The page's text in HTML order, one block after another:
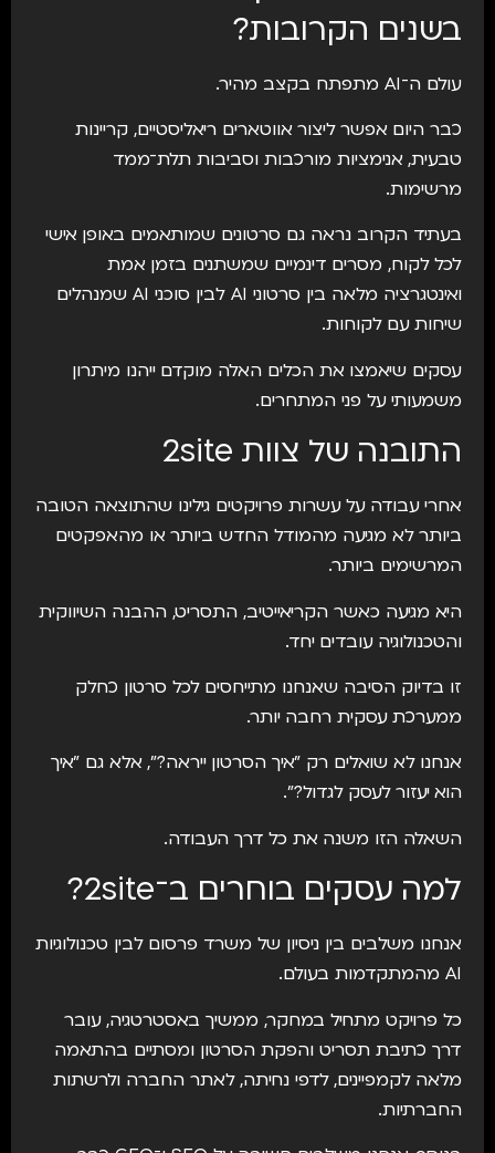
בשנים הקרובות?
עולם ה־AI מתפתח בקצב מהיר.
כבר היום אפשר ליצור אווטארים ריאליסטיים, קריינות
טבעית, אנימציות מורכבות וסביבות תלת־ממד
מרשימות.
בעתיד הקרוב נראה גם סרטונים שמותאמים באופן אישי
לכל לקוח, מסרים דינמיים שמשתנים בזמן אמת
ואינטגרציה מלאה בין סרטוני AI לבין סוכני AI שמנהלים
שיחות עם לקוחות.
עסקים שיאמצו את הכלים האלה מוקדם ייהנו מיתרון
משמעותי על פני המתחרים.
התובנה של צוות 2site
אחרי עבודה על עשרות פרויקטים גילינו שהתוצאה הטובה
ביותר לא מגיעה מהמודל החדש ביותר או מהאפקטים
המרשימים ביותר.
היא מגיעה כאשר הקריאייטיב, התסריט, ההבנה השיווקית
והטכנולוגיה עובדים יחד.
זו בדיוק הסיבה שאנחנו מתייחסים לכל סרטון כחלק
ממערכת עסקית רחבה יותר.
אנחנו לא שואלים רק "איך הסרטון ייראה?", אלא גם "איך
הוא יעזור לעסק לגדול?".
השאלה הזו משנה את כל דרך העבודה.
למה עסקים בוחרים ב־2site?
אנחנו משלבים בין ניסיון של משרד פרסום לבין טכנולוגיות
AI מהמתקדמות בעולם.
כל פרויקט מתחיל במחקר, ממשיך באסטרטגיה, עובר
דרך כתיבת תסריט והפקת הסרטון ומסתיים בהתאמה
מלאה לקמפיינים, לדפי נחיתה, לאתר החברה ולרשתות
החברתיות.